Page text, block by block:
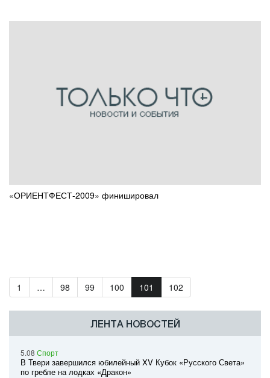
«ОРИЕНТФЕСТ-2009» финишировал
1 … 98 99 100 101 102
ЛЕНТА НОВОСТЕЙ
5.08 Спорт
В Твери завершился юбилейный XV Кубок «Русского Света»
по гребле на лодках «Дракон»